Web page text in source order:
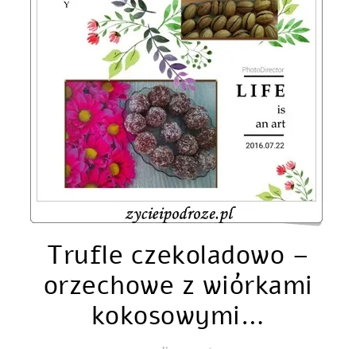
Trufle czekoladowo –
orzechowe z wiórkami
kokosowymi…